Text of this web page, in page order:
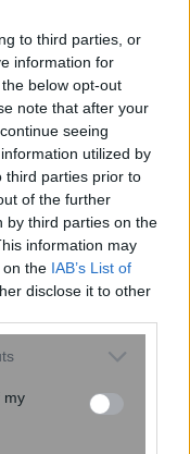
to third parties, or
information for
below opt-out
note that after your
seeing
utilized by
third parties prior to
of the further
by third parties on the
information may
on the IAB’s List of
disclose it to other
or more Google
You may click to
third-party tags to
my
του